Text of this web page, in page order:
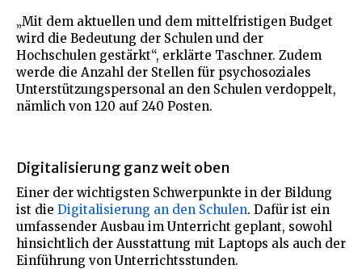
„Mit dem aktuellen und dem mittelfristigen Budget
wird die Bedeutung der Schulen und der
Hochschulen gestärkt“, erklärte Taschner. Zudem
werde die Anzahl der Stellen für psychosoziales
Unterstützungspersonal an den Schulen verdoppelt,
nämlich von 120 auf 240 Posten.
Digitalisierung ganz weit oben
Einer der wichtigsten Schwerpunkte in der Bildung
ist die Digitalisierung an den Schulen. Dafür ist ein
umfassender Ausbau im Unterricht geplant, sowohl
hinsichtlich der Ausstattung mit Laptops als auch der
Einführung von Unterrichtsstunden.